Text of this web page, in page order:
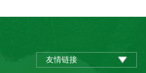
友情链接